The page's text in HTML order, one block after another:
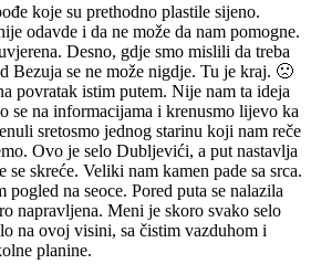
koje su prethodno plastile sijeno.
odavde i da ne može da nam pomogne.
Desno, gdje smo mislili da treba
Bezuja se ne može nigdje. Tu je kraj. 🙁
povratak istim putem. Nije nam ta ideja
se na informacijama i krenusmo lijevo ka
sretosmo jednog starinu koji nam reče
Ovo je selo Dubljevići, a put nastavlja
skreće. Veliki nam kamen pade sa srca.
pogled na seoce. Pored puta se nalazila
napravljena. Meni je skoro svako selo
na ovoj visini, sa čistim vazduhom i
planine.